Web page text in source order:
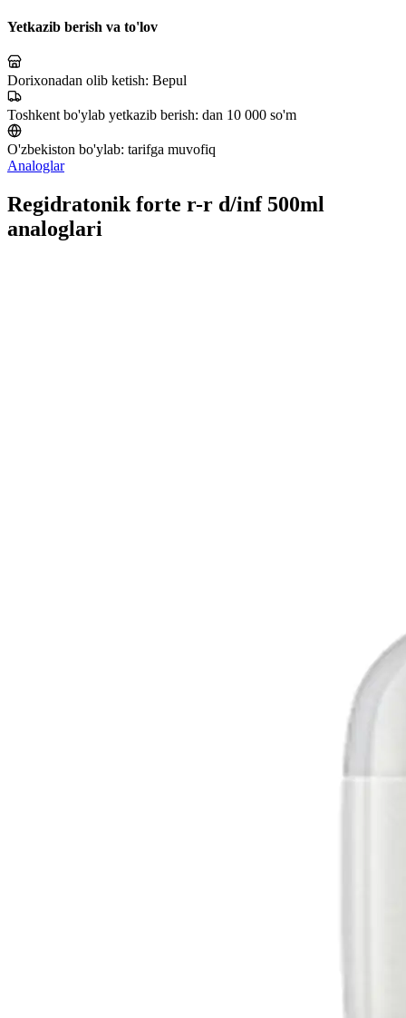
Yetkazib berish va to'lov
Dorixonadan olib ketish: Bepul
Toshkent bo'ylab yetkazib berish: dan 10 000 so'm
O'zbekiston bo'ylab: tarifga muvofiq
Analoglar
Regidratonik forte r-r d/inf 500ml
analoglari